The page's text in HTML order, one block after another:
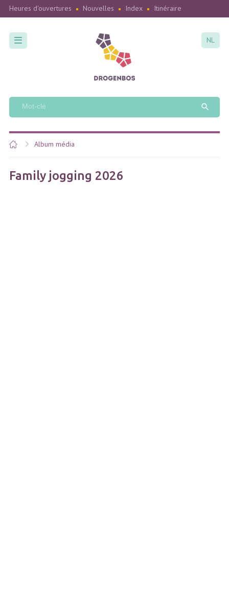
Heures d'ouvertures Nouvelles Index Itinéraire
NL
Album média
Family jogging 2026